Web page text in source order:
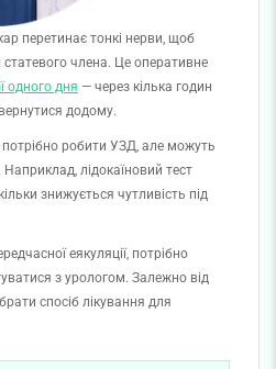
перетинає тонкі нерви, щоб
статевого члена. Це оперативне
одного дня — через кілька годин
додому.
робити УЗД, але можуть
лідокаїновий тест
знижується чутливість під
еякуляції, потрібно
з урологом. Залежно від
спосіб лікування для